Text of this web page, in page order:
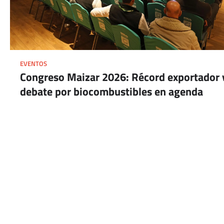
EVENTOS
Congreso Maizar 2026: Récord exportador
debate por biocombustibles en agenda